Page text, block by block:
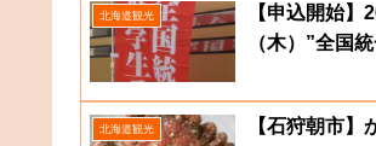
北海道観光
【申込開始】
（木）”全国
北海道観光 【石狩朝市